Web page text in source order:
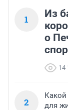
1
Из
о
14
2
для